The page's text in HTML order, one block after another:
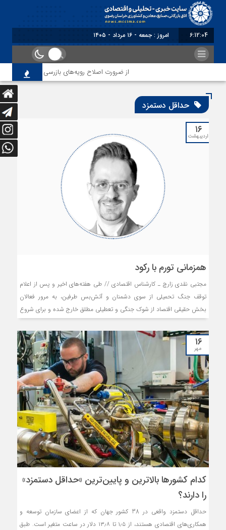
6:12:05 امروز : جمعه - ۱۶ مرداد - ۱۴۰۵
از ضرورت اصلاح رویه‌های بازرسی تا لزوم اصلاح
حداقل دستمزد
۱۶
اردیبهشت
همزمانی تورم با رکود
مجتبی نقدی زارچ ـ کارشناس اقتصادی // طی هفته‌های اخیر و پس از اعلام
توقف جنگ تحمیلی از سوی دشمنان و آتش‌بس طرفین، به مرور فعالان
بخش حقیقی اقتصاد از شوک جنگی و تعطیلی مطلق خارج شده و برای شروع
۱۶
مهر
کدام کشورها بالاترین و پایین‌ترین «حداقل دستمزد»
را دارند؟
حداقل دستمزد واقعی در 38 کشور جهان که از اعضای سازمان توسعه و
همکاری‌های اقتصادی هستند، از ۱٫۵ تا ۱۳٫۸ دلار در ساعت متغیر است. طبق